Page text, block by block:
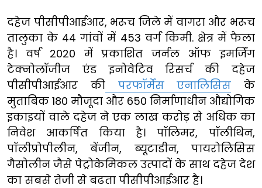
दहेज पीसीपीआईआर, भरूच जिले में वागरा और भरूच
तालुका के 44 गांवों में 453 वर्ग किमी. क्षेत्र में फैला
है। वर्ष 2020 में प्रकाशित जर्नल ऑफ इमर्जिंग
टेक्नोलॉजीज एंड इनोवेटिव रिसर्च की दहेज
पीसीपीआईआर कीपरफॉर्मेंस एनालिसिस के
मुताबिक 180 मौजूदा और 650 निर्माणाधीन औद्योगिक
इकाइयों वाले दहेज ने एक लाख करोड़ से अधिक का
निवेश आकर्षित किया है। पॉलिमर, पॉलीथिन,
पॉलीप्रोपीलीन, बेंजीन, ब्यूटाडीन, पायरोलिसिस
गैसोलीन जैसे पेट्रोकेमिकल उत्पादों के साथ दहेज देश
का सबसे तेजी से बढता पीसीपीआईआर है।